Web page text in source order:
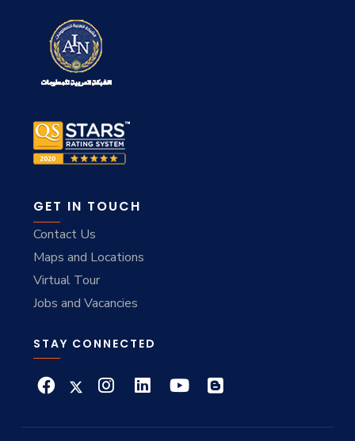
GET IN TOUCH
Contact Us
Maps and Locations
Virtual Tour
Jobs and Vacancies
STAY CONNECTED